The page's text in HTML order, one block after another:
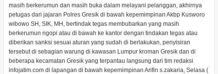
masih berkerumun dan masih buka dalam melayani pelanggan, akhirnya
petugas dari jajaran Polres Gresik di bawah kepemimpinan Akbp Kusworo
wibowo SH, SIK, MH, bertindak tegas membubarkan yang masih
berkerumun ngopi atau di bawah ke kantor dengan tindakan tegas atau
diberikan sanksi sesuai aturan yang sudah di berlakukan, penyisiran
tersebut di sebagian warung di kawasan Lumpur kroman Gresik dan di
beberapa kecamatan Gresik yang terpantau langsung dari tim redaksi
infojatim.com di lapangan di bawah kepemimpinan Arifin s.zakaria, Selasa (